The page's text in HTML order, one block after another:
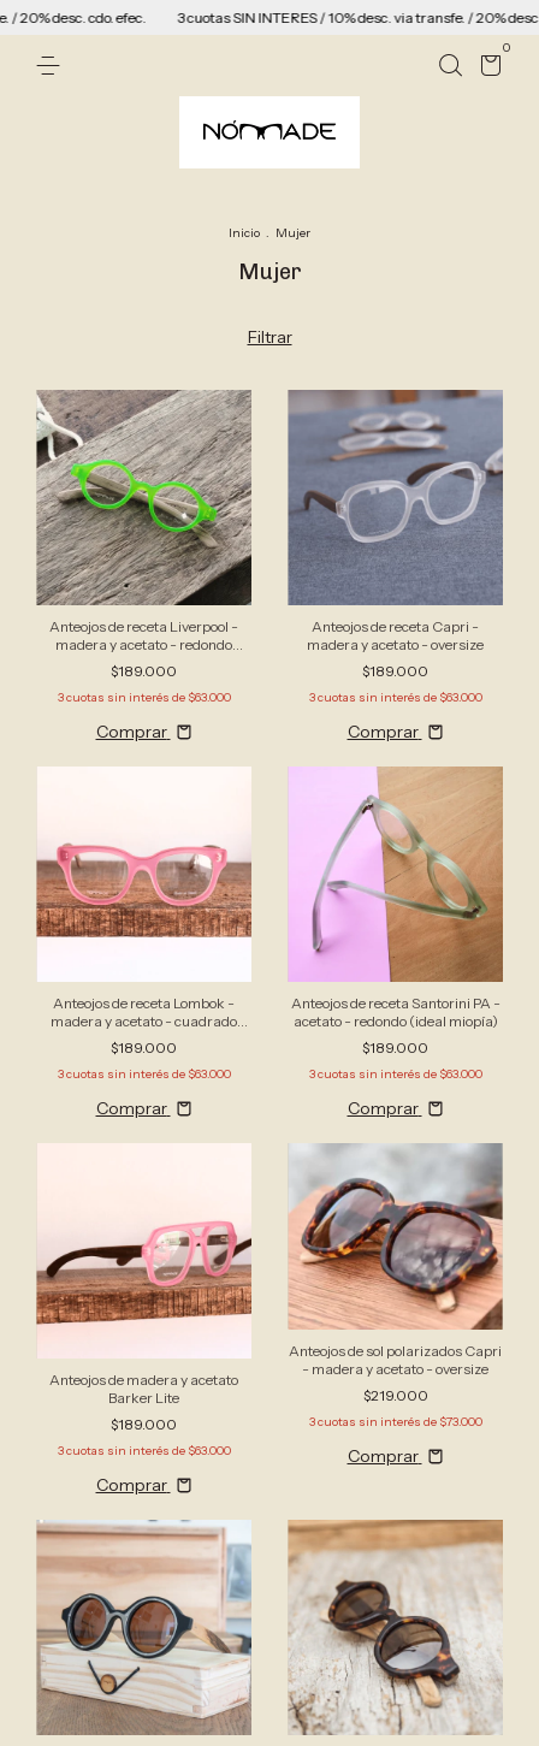
cdo. efec. 3 cuotas SIN INTERES / 10% desc. via transfe. / 20% desc. cdo. efec.
0
Inicio . Mujer
Mujer
Filtrar
Anteojos de receta Liverpool -
madera y acetato - redondo
pequeño (ideal miopía)
$189.000
3cuotas sin interés de $63.000
Comprar
Anteojos de receta Capri -
madera y acetato - oversize
$189.000
3cuotas sin interés de $63.000
Comprar
Anteojos de receta Lombok -
madera y acetato - cuadrado
mediano
$189.000
3cuotas sin interés de $63.000
Comprar
Anteojos de receta Santorini PA -
acetato - redondo (ideal miopía)
$189.000
3cuotas sin interés de $63.000
Comprar
Anteojos de madera y acetato
Barker Lite
$189.000
3cuotas sin interés de $63.000
Comprar
Anteojos de sol polarizados Capri
- madera y acetato - oversize
$219.000
3cuotas sin interés de $73.000
Comprar